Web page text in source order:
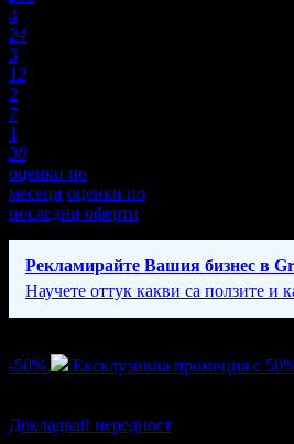
4
24
3
12
2
7
1
30
оценки по
месеци оценки по
последни оферти
Рекламирайте Вашия бизнес в
Научете оттук какви са ползите и
-50%
Ексклузивна промоция с
Докладвай нередност